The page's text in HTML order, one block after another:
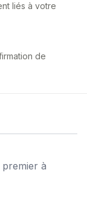
liés à votre
de
à